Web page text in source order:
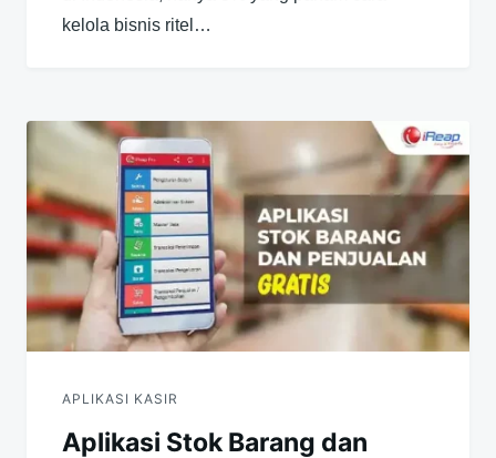
kelola bisnis ritel…
APLIKASI KASIR
Aplikasi Stok Barang dan